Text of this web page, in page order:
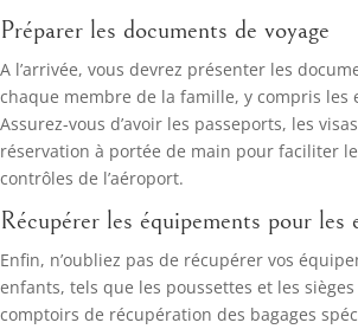
Préparer les documents de voyage
A l’arrivée, vous devrez présenter les
chaque membre de la famille, y compris les
Assurez-vous d’avoir les passeports, les
réservation à portée de main pour faciliter
contrôles de l’aéroport.
Récupérer les équipements pour les
Enfin, n’oubliez pas de récupérer vos
enfants, tels que les poussettes et les
comptoirs de récupération des bagages